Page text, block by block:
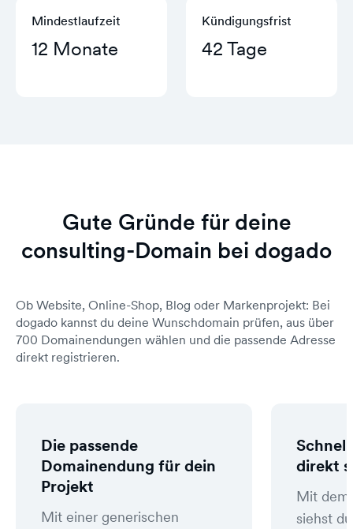
Mindestlaufzeit
12 Monate
Kündigungs­frist
42 Tage
Gute Gründe für deine
consulting-Domain bei dogado
Ob Website, Online-Shop, Blog oder Markenprojekt: Bei
dogado kannst du deine Wunschdomain prüfen, aus über
700 Domainendungen wählen und die passende Adresse
direkt registrieren.
Die passende
Domainendung für dein
Projekt
Mit einer generischen
direkt
Mit dem
siehst